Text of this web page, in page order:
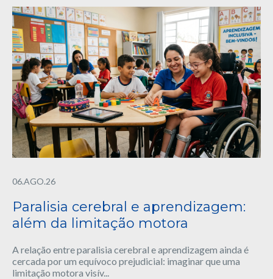
06.AGO.26
Paralisia cerebral e aprendizagem:
além da limitação motora
A relação entre paralisia cerebral e aprendizagem ainda é
cercada por um equívoco prejudicial: imaginar que uma
limitação motora visív...